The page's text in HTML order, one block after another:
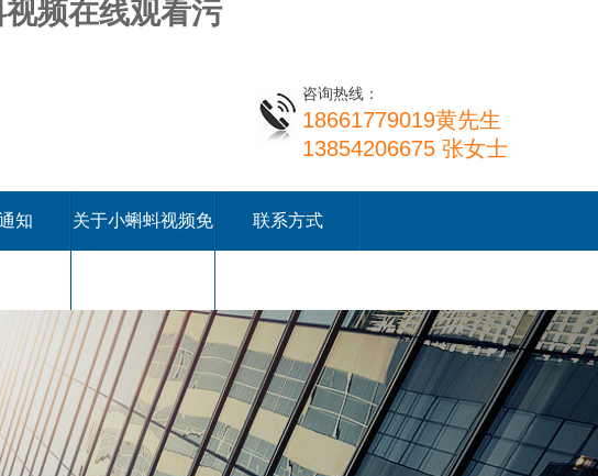
频在线观看污
咨询热线：
18661779019黄先生
13854206675 张女士
知 关于小蝌蚪视频免 联系方式